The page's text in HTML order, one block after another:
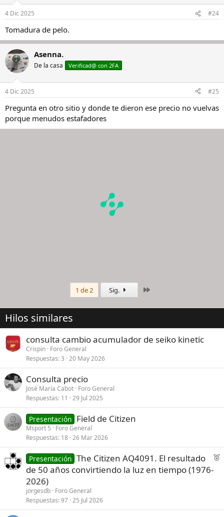
4 Dic 2025 #24
Tomadura de pelo.
Asenna.
De la casa Verificad@ con 2FA
4 Dic 2025 #25
Pregunta en otro sitio y donde te dieron ese precio no vuelvas
porque menudos estafadores
1 de 2 Sig.
Hilos similares
consulta cambio acumulador de seiko kinetic
Crispin Foro General
Respuestas 3 20 May 2026
Consulta precio
José María Cabot Foro General
Respuestas 11 29 Jul 2025
Presentación Field de Citizen
Msport 5
Foro General
Respuestas 18 26 Mar 2026
F
r
Presentación The Citizen AQ4091. El resultado
de 50 años convirtiendo la luz en tiempo (1976-
2026)
jorgesdb Foro General
Respuestas 97 25 Jul 2026